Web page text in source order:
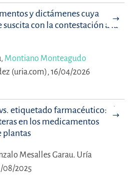
y dictámenes cuya
con la contestación a la
Montiano Monteagudo
(uria.com), 16/04/2026
etiquetado farmacéutico: el
en los medicamentos
plantas
Mesalles Garau. Uría
08/2025